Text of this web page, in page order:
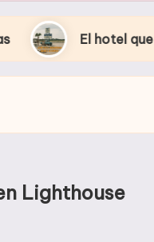
que Disney uso
Lighthouse